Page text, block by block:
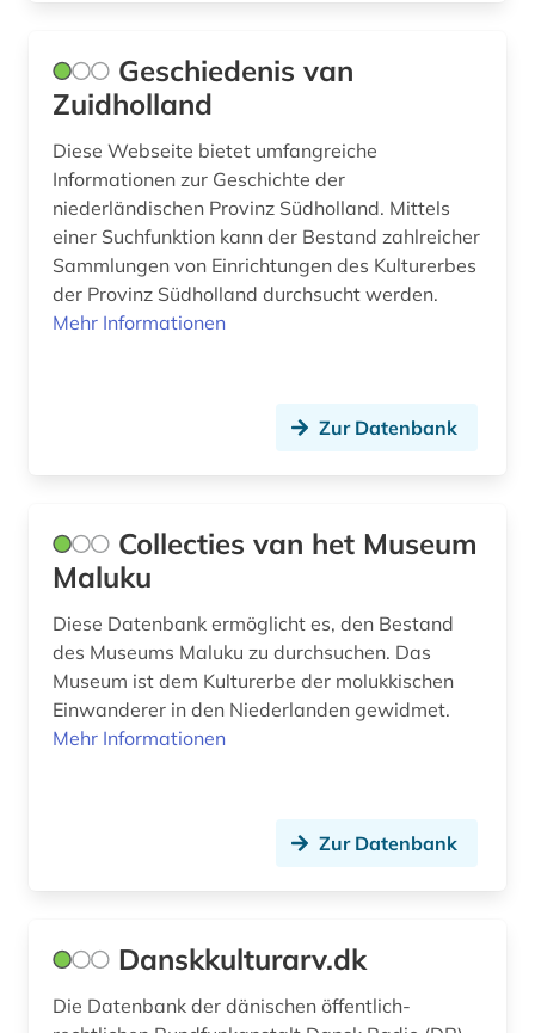
Geschiedenis van
Zuidholland
Diese Webseite bietet umfangreiche
Informationen zur Geschichte der
niederländischen Provinz Südholland. Mittels
einer Suchfunktion kann der Bestand zahlreicher
Sammlungen von Einrichtungen des Kulturerbes
der Provinz Südholland durchsucht werden.
Mehr Informationen
Zur Datenbank
Collecties van het Museum
Maluku
Diese Datenbank ermöglicht es, den Bestand
des Museums Maluku zu durchsuchen. Das
Museum ist dem Kulturerbe der molukkischen
Einwanderer in den Niederlanden gewidmet.
Mehr Informationen
Zur Datenbank
Danskkulturarv.dk
Die Datenbank der dänischen öffentlich-